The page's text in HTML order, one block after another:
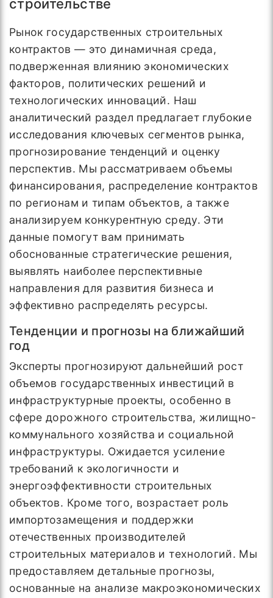
строительстве
Рынок государственных строительных
контрактов — это динамичная среда,
подверженная влиянию экономических
факторов, политических решений и
технологических инноваций. Наш
аналитический раздел предлагает глубокие
исследования ключевых сегментов рынка,
прогнозирование тенденций и оценку
перспектив. Мы рассматриваем объемы
финансирования, распределение контрактов
по регионам и типам объектов, а также
анализируем конкурентную среду. Эти
данные помогут вам принимать
обоснованные стратегические решения,
выявлять наиболее перспективные
направления для развития бизнеса и
эффективно распределять ресурсы.
Тенденции и прогнозы на ближайший
год
Эксперты прогнозируют дальнейший рост
объемов государственных инвестиций в
инфраструктурные проекты, особенно в
сфере дорожного строительства, жилищно-
коммунального хозяйства и социальной
инфраструктуры. Ожидается усиление
требований к экологичности и
энергоэффективности строительных
объектов. Кроме того, возрастает роль
импортозамещения и поддержки
отечественных производителей
строительных материалов и технологий. Мы
предоставляем детальные прогнозы,
основанные на анализе макроэкономических